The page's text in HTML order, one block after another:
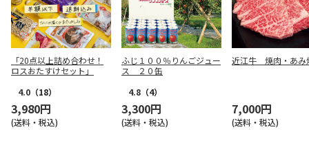
「20点以上詰め合わせ！
ロスおたすけセット」
4.0 （18）
3,980円
(送料・税込)
ふじ１００％りんごジュー
ス ２０缶
4.8 （4）
3,300円
(送料・税込)
近江牛 焼肉・あみ
7,000円
(送料・税込)